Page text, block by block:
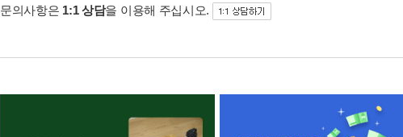
문의사항은 1:1 상담을 이용해 주십시오.